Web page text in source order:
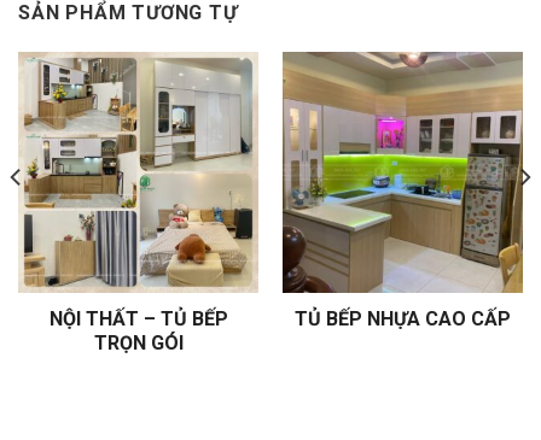
SẢN PHẨM TƯƠNG TỰ
NỘI THẤT – TỦ BẾP
TRỌN GÓI
TỦ BẾP NHỰA CAO CẤP